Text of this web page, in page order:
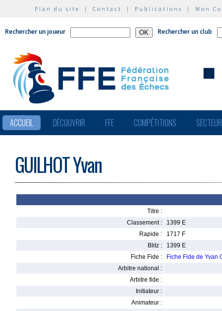
Plan du site | Contact | Publications | Mon
Rechercher un joueur Rechercher un club
ACCUEIL DÉCOUVRIR FFE COMPÉTITIONS
GUILHOT Yvan
Titre :
Classement :
1399 E
Rapide :
1717 F
Blitz :
1399 E
Fiche Fide :
Fiche Fide de Yvan
Arbitre national :
Arbitre fide :
Initiateur :
Animateur :